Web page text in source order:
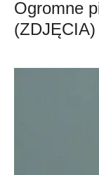
Ogromne
(ZDJĘCIA)